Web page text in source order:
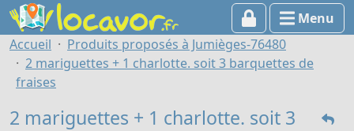
Menu
Accueil
Produits proposés à Jumièges-76480
2 mariguettes + 1 charlotte. soit 3 barquettes de
fraises
2 mariguettes + 1 charlotte. soit 3